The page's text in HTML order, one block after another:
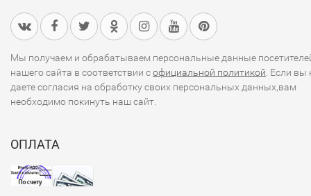
Мы получаем и обрабатываем персональные данные
нашего сайта в соответствии софициальной политикой . Если вы
даете согласия на обработку своих персональных данных,вам
необходимо покинуть наш сайт.
ОПЛАТА